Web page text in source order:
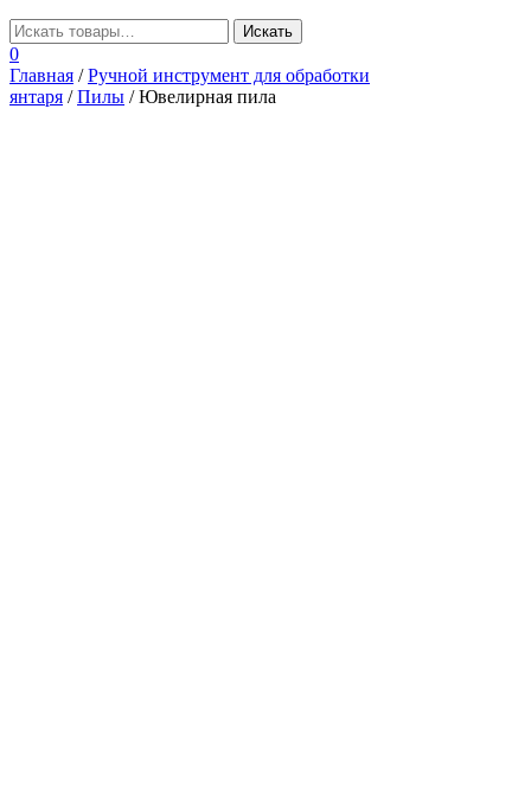
0
Главная /Ручной инструмент для обработки
янтаря /Пилы / Ювелирная пила